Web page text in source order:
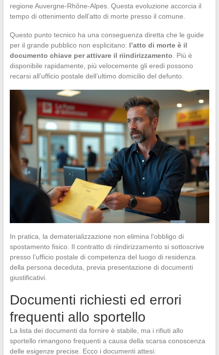
regione Auvergne-Rhône-Alpes. Questa evoluzione accorcia il
tempo di ottenimento dell’atto di morte presso il comune.
Questo punto tecnico ha una conseguenza diretta che le guide
per il grande pubblico non esplicitano: l’atto di morte è il
documento chiave per attivare il riindirizzamento . Più è
disponibile rapidamente, più velocemente gli eredi possono
recarsi all’ufficio postale dell’ultimo domicilio del defunto.
In pratica, la dematerializzazione non elimina l’obbligo di
spostamento fisico. Il contratto di riindirizzamento si sottoscrive
presso l’ufficio postale di competenza del luogo di residenza
della persona deceduta, previa presentazione di documenti
giustificativi.
Documenti richiesti ed errori
frequenti allo sportello
La lista dei documenti da fornire è stabile, ma i rifiuti allo
sportello rimangono frequenti a causa della scarsa conoscenza
delle esigenze precise. Ecco i documenti attesi: